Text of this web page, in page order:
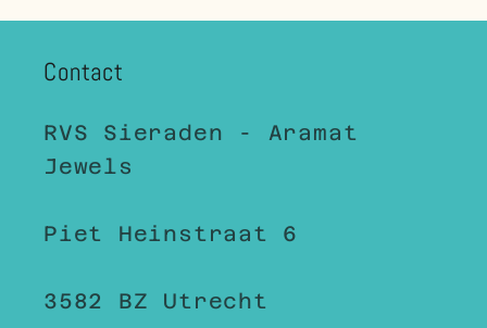
Contact
RVS Sieraden - Aramat
Jewels
Piet Heinstraat 6
3582 BZ Utrecht